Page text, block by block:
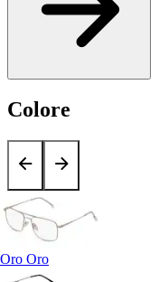
Colore
Oro Oro